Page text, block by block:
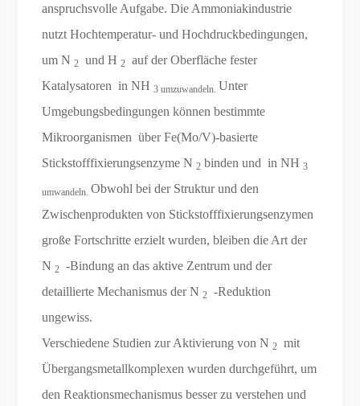
anspruchsvolle Aufgabe. Die Ammoniakindustrie
nutzt Hochtemperatur- und Hochdruckbedingungen,
um N2 und H2 auf der Oberfläche fester
Katalysatoren in NH3 umzuwandeln. Unter
Umgebungsbedingungen können bestimmte
Mikroorganismen über Fe(Mo/V)-basierte
Stickstofffixierungsenzyme N2 binden und in NH3
umwandeln.Obwohl bei der Struktur und den
Zwischenprodukten von Stickstofffixierungsenzymen
große Fortschritte erzielt wurden, bleiben die Art der
N2 -Bindung an das aktive Zentrum und der
detaillierte Mechanismus der N2 -Reduktion
ungewiss.
Verschiedene Studien zur Aktivierung von N2 mit
Übergangsmetallkomplexen wurden durchgeführt, um
den Reaktionsmechanismus besser zu verstehen und